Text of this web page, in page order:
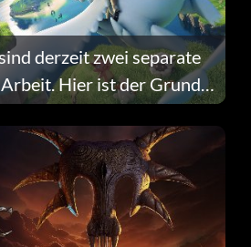
derzeit zwei separate
Hier ist der Grund